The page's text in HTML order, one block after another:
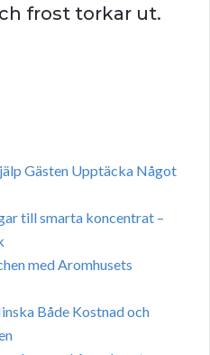
frost torkar ut.
Gästen Upptäcka Något
till smarta koncentrat –
med Aromhusets
Både Kostnad och